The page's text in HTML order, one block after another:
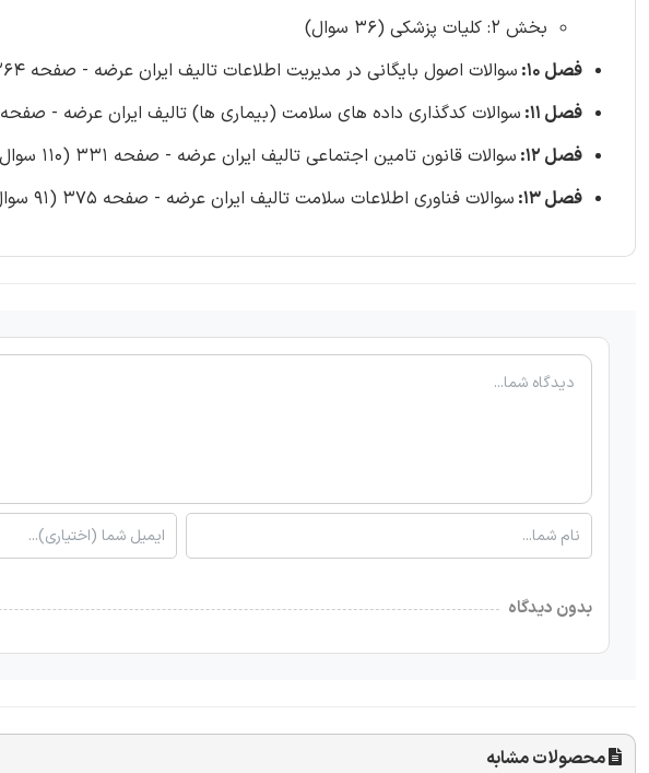
بخش 2: کلیات پزشکی (36 سوال)
فصل 10:
سوالات اصول بایگانی در مدیریت اطلاعات تالیف ایران عرضه - صفحه 264 (30 سوال)
فصل 11:
سوالات کدگذاری داده های سلامت (بیماری ها) تالیف ایران عرضه - صفحه 277 (104 سوال)
فصل 12:
سوالات قانون تامین اجتماعی تالیف ایران عرضه - صفحه 331 (110 سوال)
فصل 13:
سوالات فناوری اطلاعات سلامت تالیف ایران عرضه - صفحه 375 (91 سوال)
بدون دیدگاه
محصولات مشابه